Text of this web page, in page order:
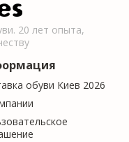
20 лет опыта,
обуви Киев 2026